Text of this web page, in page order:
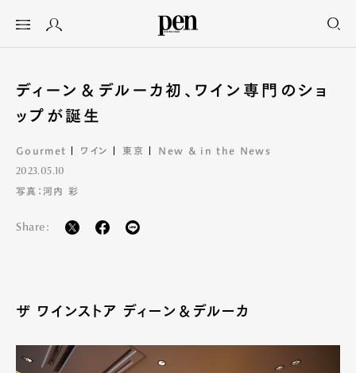
ディーン＆デルーカ初、ワイン専門のショ
ップが誕生
Gourmet ワイン 東京 New & in the News
2023.05.10
写真：河内 彩
Share:
ザ ワインストア ディーン＆デルーカ